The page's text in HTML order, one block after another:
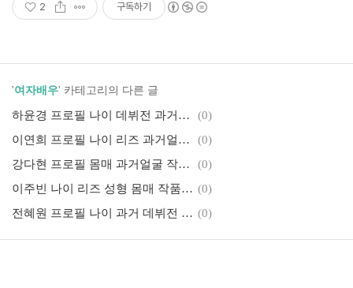
2 구독하기
'여자배우' 카테고리의 다른 글
하윤경 프로필 나이 데뷔전 과거얼굴
(0)
이연희 프로필 나이 리즈 과거얼굴 몸매 남편 자녀
(0)
강다현 프로필 몸매 과거얼굴 작품활동 (금이야 옥이야 이예주)
(0)
이주빈 나이 리즈 성형 몸매 작품활동 필모그래피 (0)
전혜원 프로필 나이 과거 데뷔전 고향 가족 작품활동 필모그래피 (0)